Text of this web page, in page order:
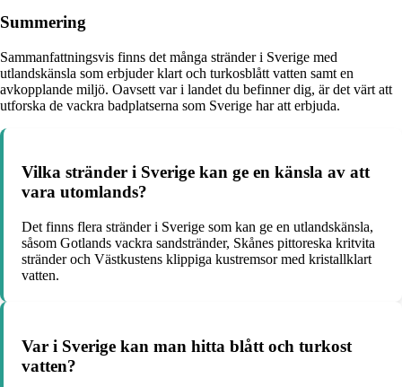
Summering
Sammanfattningsvis finns det många stränder i Sverige med
utlandskänsla som erbjuder klart och turkosblått vatten samt en
avkopplande miljö. Oavsett var i landet du befinner dig, är det värt att
utforska de vackra badplatserna som Sverige har att erbjuda.
Vilka stränder i Sverige kan ge en känsla av att
vara utomlands?
Det finns flera stränder i Sverige som kan ge en utlandskänsla,
såsom Gotlands vackra sandstränder, Skånes pittoreska kritvita
stränder och Västkustens klippiga kustremsor med kristallklart
vatten.
Var i Sverige kan man hitta blått och turkost
vatten?